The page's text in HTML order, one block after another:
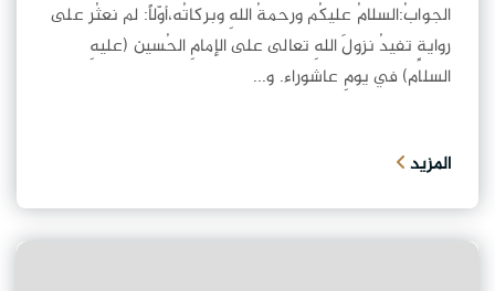
الجوابُ:السلامُ عليكُم ورحمةُ اللهِ وبركاتُه،أوّلاً: لم نعثُر على
روايةٍ تفيدُ نزولَ اللهِ تعالى على الإمامِ الحُسين (عليهِ
السلام) في يومِ عاشوراء. و...
المزيد